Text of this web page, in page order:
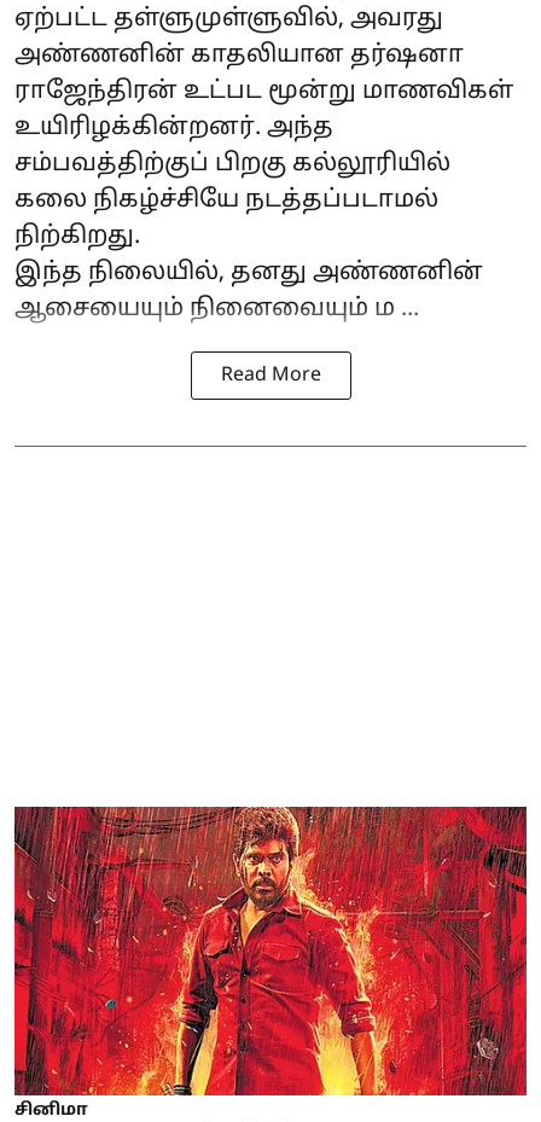
ஏற்பட்ட தள்ளுமுள்ளுவில், அவரது
அண்ணனின் காதலியான தர்ஷனா
ராஜேந்திரன் உட்பட மூன்று மாணவிகள்
உயிரிழக்கின்றனர். அந்த
சம்பவத்திற்குப் பிறகு கல்லூரியில்
கலை நிகழ்ச்சியே நடத்தப்படாமல்
நிற்கிறது.
இந்த நிலையில், தனது அண்ணனின்
ஆசையையும் நினைவையும் ம ...
Read More
சினிமா